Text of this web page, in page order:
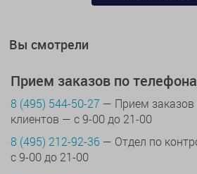
Вы смотрели
Прием заказов по
8 (495) 544-50-27 — Прием
клиентов — с 9-00 до 21-00
8 (495) 212-92-36 — Отдел по
с 9-00 до 21-00